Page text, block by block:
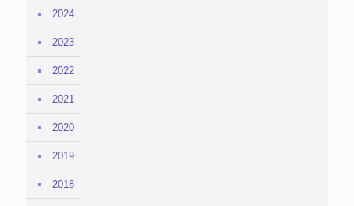
2024
2023
2022
2021
2020
2019
2018